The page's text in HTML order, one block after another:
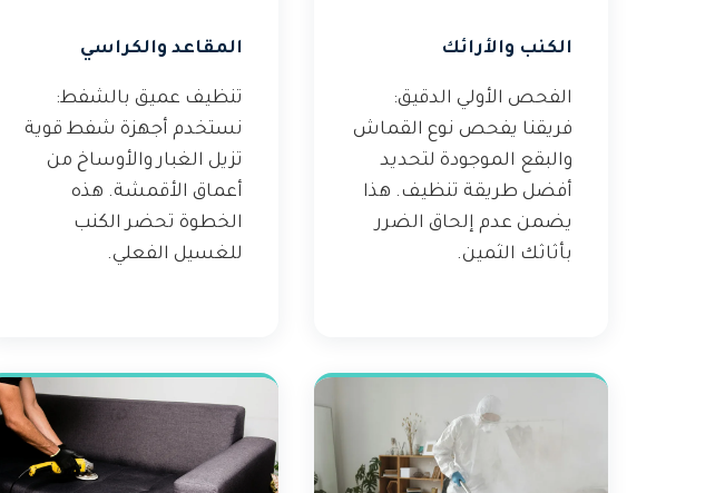
الكنب والأرائك
الفحص الأولي الدقيق:
فريقنا يفحص نوع القماش
والبقع الموجودة لتحديد
أفضل طريقة تنظيف. هذا
يضمن عدم إلحاق الضرر
بأثاثك الثمين.
المقاعد والكراسي
تنظيف عميق بالشفط:
نستخدم أجهزة شفط قوية
تزيل الغبار والأوساخ من
أعماق الأقمشة. هذه
الخطوة تحضر الكنب
للغسيل الفعلي.